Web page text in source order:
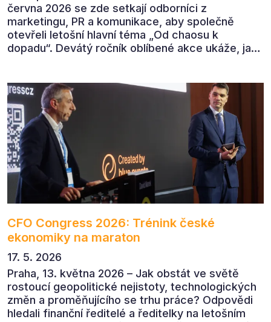
června 2026 se zde setkají odborníci z
marketingu, PR a komunikace, aby společně
otevřeli letošní hlavní téma „Od chaosu k
dopadu“. Devátý ročník oblíbené akce ukáže, jak
CFO Congress 2026: Trénink české
ekonomiky na maraton
17. 5. 2026
Praha, 13. května 2026 – Jak obstát ve světě
rostoucí geopolitické nejistoty, technologických
změn a proměňujícího se trhu práce? Odpovědi
hledali finanční ředitelé a ředitelky na letošním